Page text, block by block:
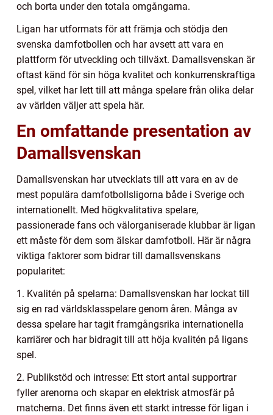
och borta under den totala omgångarna.
Ligan har utformats för att främja och stödja den
svenska damfotbollen och har avsett att vara en
plattform för utveckling och tillväxt. Damallsvenskan är
oftast känd för sin höga kvalitet och konkurrenskraftiga
spel, vilket har lett till att många spelare från olika delar
av världen väljer att spela här.
En omfattande presentation av
Damallsvenskan
Damallsvenskan har utvecklats till att vara en av de
mest populära damfotbollsligorna både i Sverige och
internationellt. Med högkvalitativa spelare,
passionerade fans och välorganiserade klubbar är ligan
ett måste för dem som älskar damfotboll. Här är några
viktiga faktorer som bidrar till damallsvenskans
popularitet:
1. Kvalitén på spelarna: Damallsvenskan har lockat till
sig en rad världsklasspelare genom åren. Många av
dessa spelare har tagit framgångsrika internationella
karriärer och har bidragit till att höja kvalitén på ligans
spel.
2. Publikstöd och intresse: Ett stort antal supportrar
fyller arenorna och skapar en elektrisk atmosfär på
matcherna. Det finns även ett starkt intresse för ligan i